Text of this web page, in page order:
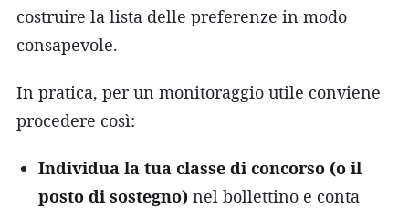
costruire la lista delle preferenze in modo
consapevole.
In pratica, per un monitoraggio utile conviene
procedere così:
Individua la tua classe di concorso (o il
posto di sostegno) nel bollettino e conta